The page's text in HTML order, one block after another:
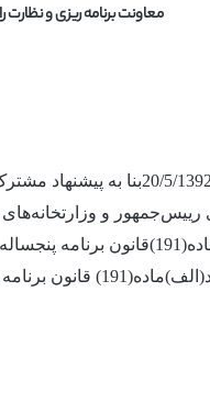
معاونت برنامه ریزی و
هیئت وزیران در جلسه مورخ
رییسجمهور و وزارتخانههای
جزء(1)بند(الف)